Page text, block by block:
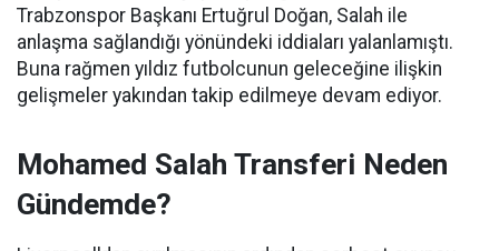
Trabzonspor Başkanı Ertuğrul Doğan, Salah ile
anlaşma sağlandığı yönündeki iddiaları yalanlamıştı.
Buna rağmen yıldız futbolcunun geleceğine ilişkin
gelişmeler yakından takip edilmeye devam ediyor.
Mohamed Salah Transferi Neden
Gündemde?